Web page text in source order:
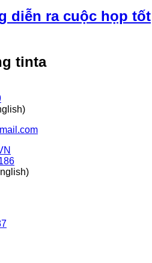
diễn ra cuộc họp tốt
tinta